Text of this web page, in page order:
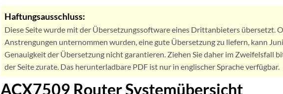
Haftungsausschluss:
Diese Seite wurde mit der Übersetzungssoftware eines Drittanbieters übersetzt.
Anstrengungen unternommen wurden, eine gute Übersetzung zu liefern, kann
Genauigkeit der Übersetzung nicht garantieren. Ziehen Sie daher im Zweifelsfall
der Seite zurate. Das herunterladbare PDF ist nur in englischer Sprache verfügbar.
ACX7509 Router Systemübersicht